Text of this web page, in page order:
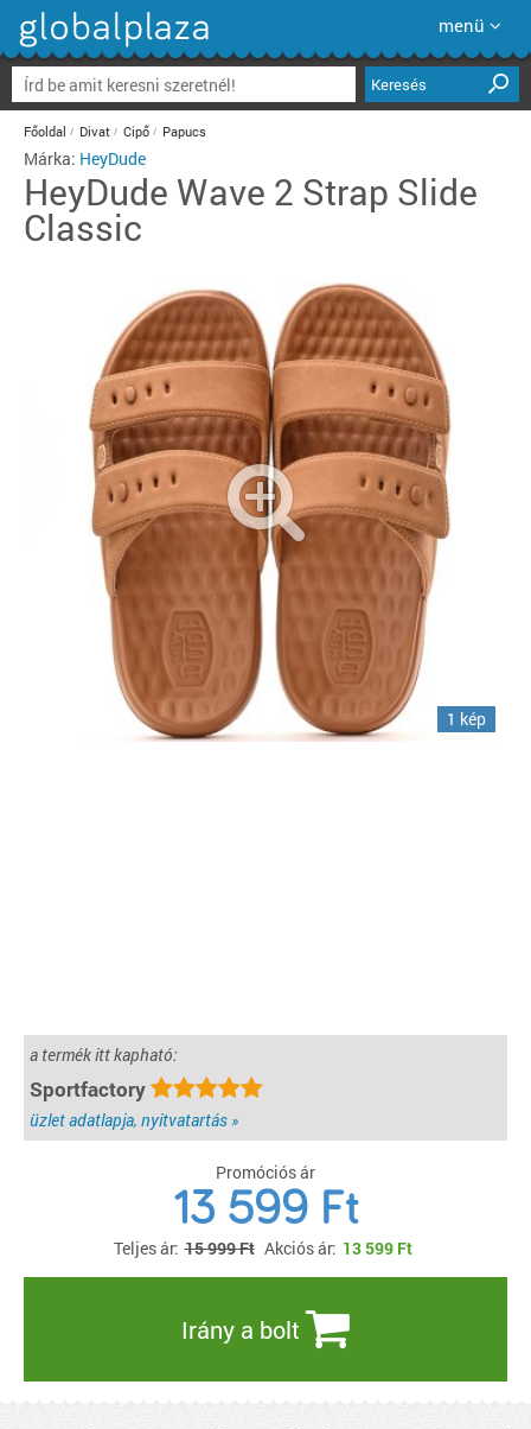
menü
Keresés
Főoldal Divat Cipő Papucs
Márka: HeyDude
HeyDude Wave 2 Strap Slide
Classic
1 kép
a termék itt kapható:
Sportfactory
üzlet adatlapja, nyitvatartás »
Promóciós ár
13 599 Ft
Teljes ár: 15 999 Ft Akciós ár: 13 599 Ft
Irány a bolt